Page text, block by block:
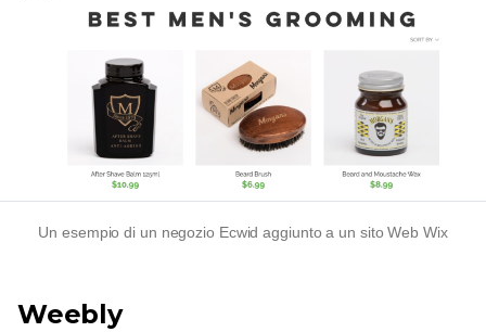
Un esempio di un negozio Ecwid aggiunto a un sito Web Wix
Weebly